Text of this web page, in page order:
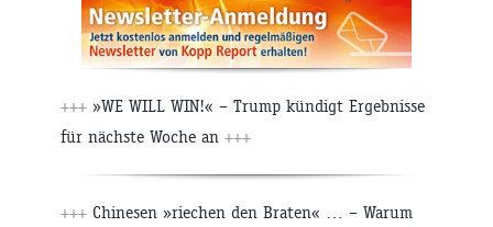
+++ »WE WILL WIN!« – Trump kündigt Ergebnisse
für nächste Woche an +++
+++ Chinesen »riechen den Braten« … – Warum